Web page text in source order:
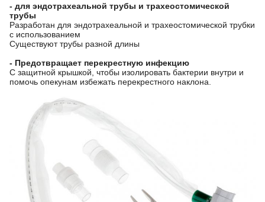
- для эндотрахеальной трубы и трахеостомической
трубы
Разработан для эндотрахеальной и трахеостомической трубки
с использованием
Существуют трубы разной длины
- Предотвращает перекрестную инфекцию
С защитной крышкой, чтобы изолировать бактерии внутри и
помочь опекунам избежать перекрестного наклона.